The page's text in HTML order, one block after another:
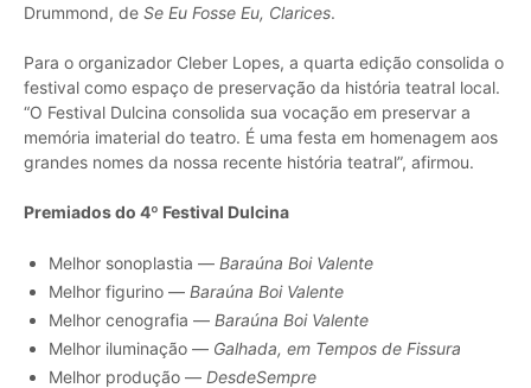
Drummond, de Se Eu Fosse Eu, Clarices.
Para o organizador Cleber Lopes, a quarta edição consolida o
festival como espaço de preservação da história teatral local.
“O Festival Dulcina consolida sua vocação em preservar a
memória imaterial do teatro. É uma festa em homenagem aos
grandes nomes da nossa recente história teatral”, afirmou.
Premiados do 4º Festival Dulcina
Melhor sonoplastia — Baraúna Boi Valente
Melhor figurino — Baraúna Boi Valente
Melhor cenografia — Baraúna Boi Valente
Melhor iluminação — Galhada, em Tempos de Fissura
Melhor produção — DesdeSempre